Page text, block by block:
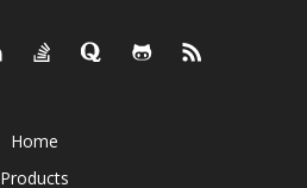
Home
Products